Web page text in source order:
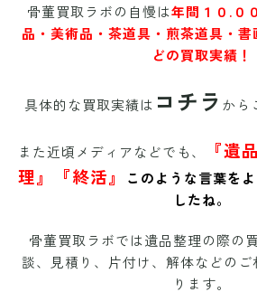
骨董買取ラボの自慢は年間１０.０
品・美術品・茶道具・煎茶道具・
どの買取実績！
具体的な買取実績は コチラ から
また近頃メディアなどでも、
『遺
理』『終活』
このような言葉を
したね。
骨董買取ラボでは遺品整理の際の
談、見積り、片付け、解体などの
ります。